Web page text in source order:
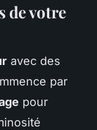
de votre
avec des
par
pour